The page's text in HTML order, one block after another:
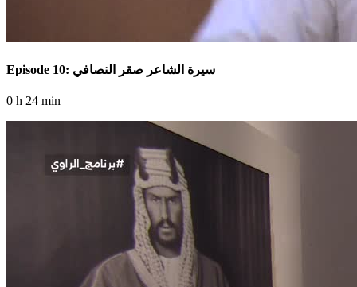
Episode 10: سيرة الشاعر صقر النصافي
0 h 24 min